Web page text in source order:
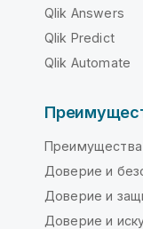
Qlik Answers
Qlik Predict
Qlik Automate
Преимущества
Доверие и
Доверие и
Доверие и